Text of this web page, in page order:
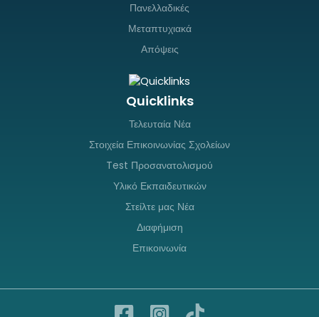
Πανελλαδικές
Μεταπτυχιακά
Απόψεις
Quicklinks
Τελευταία Νέα
Στοιχεία Επικοινωνίας Σχολείων
Test Προσανατολισμού
Υλικό Εκπαιδευτικών
Στείλτε μας Νέα
Διαφήμιση
Επικοινωνία